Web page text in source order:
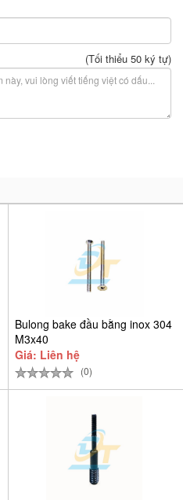
(Tối thiểu 50 ký tự)
Bulong bake đầu bằng inox 304
M3x40
Giá: Liên hệ
(0)